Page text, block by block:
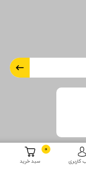
zigzagdress.com -کاربری
0
سبد خرید